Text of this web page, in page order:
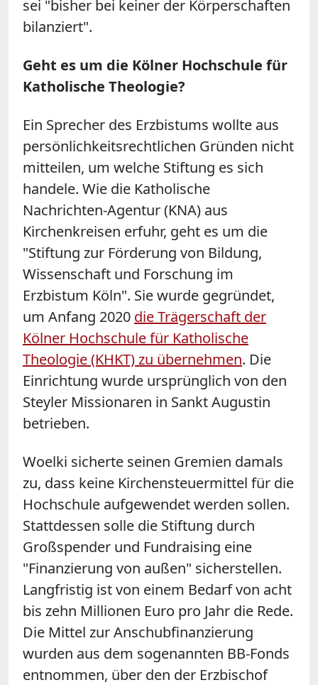
sei "bisher bei keiner der Körperschaften
bilanziert".
Geht es um die Kölner Hochschule für
Katholische Theologie?
Ein Sprecher des Erzbistums wollte aus
persönlichkeitsrechtlichen Gründen nicht
mitteilen, um welche Stiftung es sich
handele. Wie die Katholische
Nachrichten-Agentur (KNA) aus
Kirchenkreisen erfuhr, geht es um die
"Stiftung zur Förderung von Bildung,
Wissenschaft und Forschung im
Erzbistum Köln". Sie wurde gegründet,
um Anfang 2020 die Trägerschaft der
Kölner Hochschule für Katholische
Theologie (KHKT) zu übernehmen. Die
Einrichtung wurde ursprünglich von den
Steyler Missionaren in Sankt Augustin
betrieben.
Woelki sicherte seinen Gremien damals
zu, dass keine Kirchensteuermittel für die
Hochschule aufgewendet werden sollen.
Stattdessen solle die Stiftung durch
Großspender und Fundraising eine
"Finanzierung von außen" sicherstellen.
Langfristig ist von einem Bedarf von acht
bis zehn Millionen Euro pro Jahr die Rede.
Die Mittel zur Anschubfinanzierung
wurden aus dem sogenannten BB-Fonds
entnommen, über den der Erzbischof